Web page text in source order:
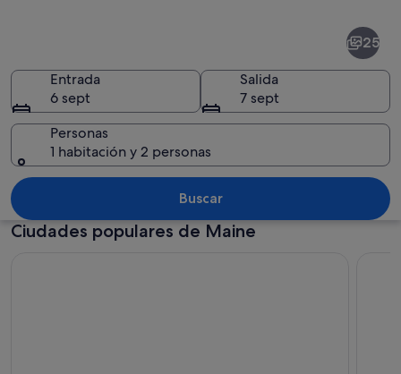
Un estanque tranquilo rodeado de
25
Entrada
6 sept
Salida
7 sept
Personas
1 habitación y 2 personas
Buscar
Ciudades populares de Maine